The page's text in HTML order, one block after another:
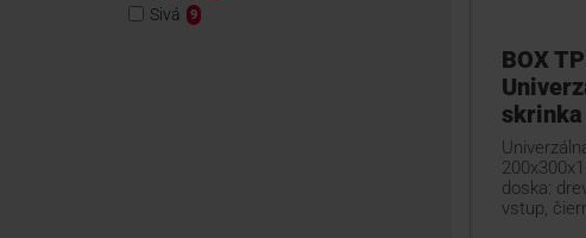
Sivá 9
BOX
skrinka
doska:
vstup,